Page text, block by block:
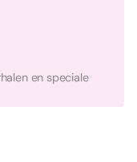
en speciale